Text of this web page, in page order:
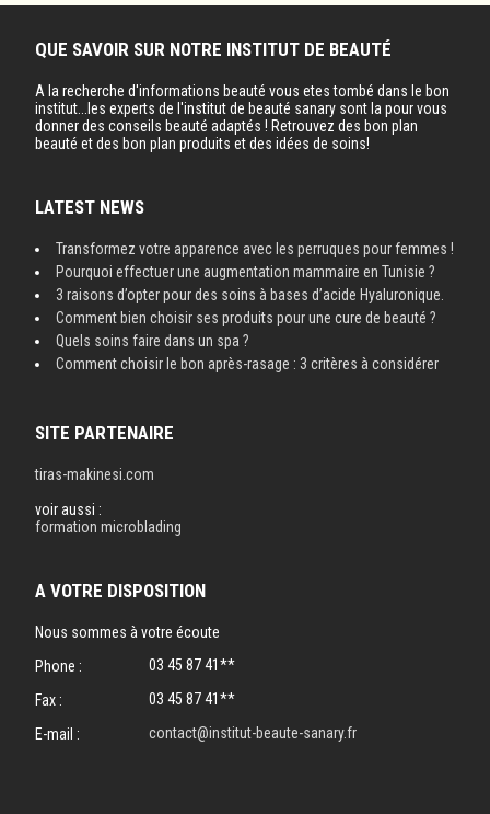
QUE SAVOIR SUR NOTRE INSTITUT DE BEAUTÉ
A la recherche d'informations beauté vous etes tombé dans le bon
institut...les experts de l'institut de beauté sanary sont la pour vous
donner des conseils beauté adaptés ! Retrouvez des bon plan
beauté et des bon plan produits et des idées de soins!
LATEST NEWS
Transformez votre apparence avec les perruques pour femmes !
Pourquoi effectuer une augmentation mammaire en Tunisie ?
3 raisons d’opter pour des soins à bases d’acide Hyaluronique.
Comment bien choisir ses produits pour une cure de beauté ?
Quels soins faire dans un spa ?
Comment choisir le bon après-rasage : 3 critères à considérer
SITE PARTENAIRE
tiras-makinesi.com
voir aussi :
formation microblading
A VOTRE DISPOSITION
Nous sommes à votre écoute
Phone :
03 45 87 41**
Fax :
03 45 87 41**
E-mail :
contact@institut-beaute-sanary.fr